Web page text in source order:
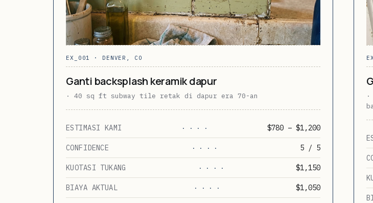
EX_001 · DENVER, CO
Ganti backsplash keramik dapur
· 40 sq ft subway tile retak di dapur era 70-an
ESTIMASI KAMI · · · · $780 – $1,200
CONFIDENCE · · · · 5 / 5
KUOTASI TUKANG · · · · $1,150
BIAYA AKTUAL · · · · $1,050